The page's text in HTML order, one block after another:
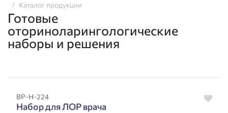
Каталог продукции
Готовые
оториноларингологические
наборы и решения
ВР-Н-224
Набор для ЛОР врача